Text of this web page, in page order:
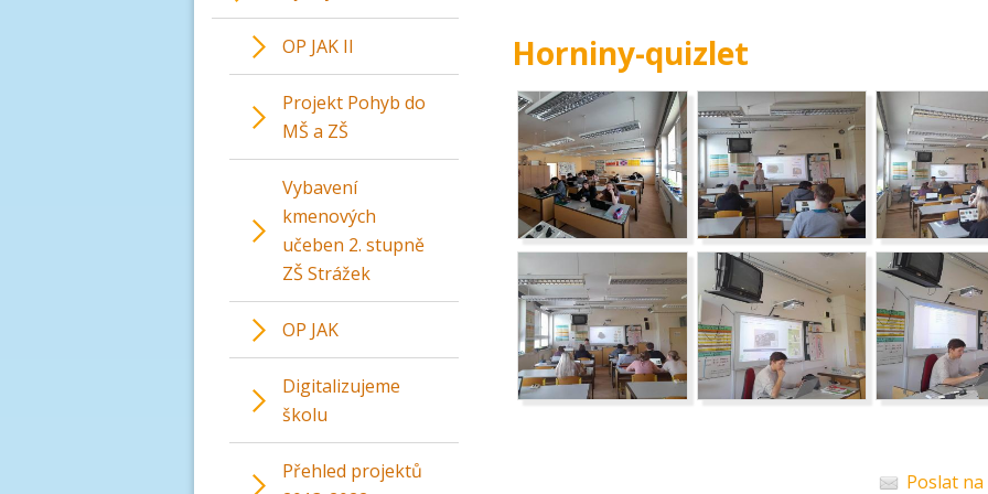
Horniny-quizlet
Poslat
OP JAK II
Projekt Pohyb do
MŠ a ZŠ
Vybavení
kmenových
učeben 2. stupně
ZŠ Strážek
OP JAK
Digitalizujeme
školu
Přehled projektů